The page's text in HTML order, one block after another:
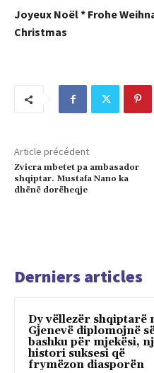
Joyeux Noël * Frohe
Christmas
Article précédent
Zvicra mbetet pa ambasador
shqiptar. Mustafa Nano ka
dhënë dorëheqje
Derniers articles
Dy vëllezër shqiptarë
Gjenevë diplomojnë
bashku për mjekësi,
histori suksesi që
frymëzon diasporën